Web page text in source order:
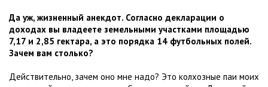
Да уж, жизненный анекдот. Согласно декларации о
доходах вы владеете земельными участками площадью
7,17 и 2,85 гектара, а это порядка 14 футбольных полей.
Зачем вам столько?
Действительно, зачем оно мне надо? Это колхозные паи моих